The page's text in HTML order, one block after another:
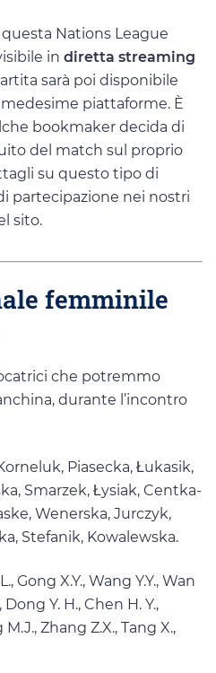
Nations League
in diretta streaming
sarà poi disponibile
piattaforme. È
bookmaker decida di
del match sul proprio
su questo tipo di
partecipazione nei nostri
sito.
femminile
che potremmo
durante l’incontro
Piasecka, Łukasik,
Smarzek, Łysiak, Centka-
Wenerska, Jurczyk,
Stefanik, Kowalewska.
Gong X.Y., Wang Y.Y., Wan
Dong Y. H., Chen H. Y.,
Zhang Z.X., Tang X.,